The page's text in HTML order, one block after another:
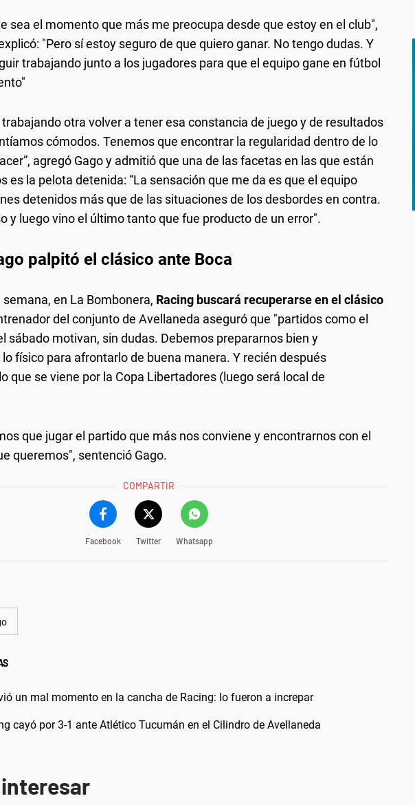
sea el momento que más me preocupa desde que estoy en el club",
"Pero sí estoy seguro de que quiero ganar. No tengo dudas. Y
trabajando junto a los jugadores para que el equipo gane en fútbol
otra volver a tener esa constancia de juego y de resultados
cómodos. Tenemos que encontrar la regularidad dentro de lo
agregó Gago y admitió que una de las facetas en las que están
es la pelota detenida: “La sensación que me da es que el equipo
detenidos más que de las situaciones de los desbordes en contra.
y luego vino el último tanto que fue producto de un error".
palpitó el clásico ante Boca
en La Bombonera, Racing buscará recuperarse en el clásico
del conjunto de Avellaneda aseguró que "partidos como el
sábado motivan, sin dudas. Debemos prepararnos bien y
físico para afrontarlo de buena manera. Y recién después
que se viene por la Copa Libertadores (luego será local de
que jugar el partido que más nos conviene y encontrarnos con el
queremos", sentenció Gago.
COMPARTIR
Facebook Twitter Whatsapp
un mal momento en la cancha de Racing: lo fueron a increpar
cayó por 3-1 ante Atlético Tucumán en el Cilindro de Avellaneda
interesar